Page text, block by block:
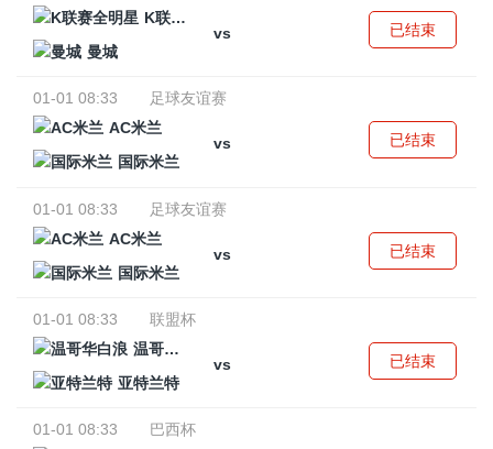
K联赛全明星
vs
曼城
已结束
01-01 08:33
足球友谊赛
AC米兰
vs
国际米兰
已结束
01-01 08:33
足球友谊赛
AC米兰
vs
国际米兰
已结束
01-01 08:33
联盟杯
温哥华白浪
vs
亚特兰特
已结束
01-01 08:33
巴西杯